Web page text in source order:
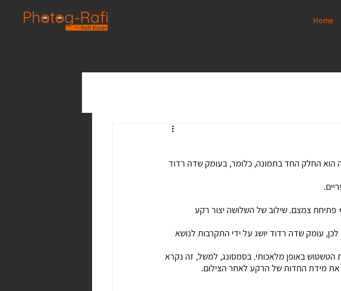
Home
החלק החד בתמונה, כלומר, בעומק שדה רדוד
פתיחת צמצם. שילוב של השלושה יצור רקע
לכן, עומק שדה רדוד יושג על ידי התקרבות לנושא
באופן מלאכותי. בסמסונג, למשל, זה נקרא